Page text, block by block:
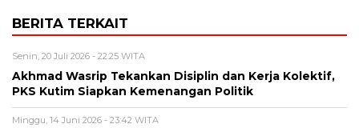
BERITA TERKAIT
Senin, 20 Juli 2026 - 22:25 WITA
Akhmad Wasrip Tekankan Disiplin dan Kerja Kolektif,
PKS Kutim Siapkan Kemenangan Politik
Minggu, 14 Juni 2026 - 23:42 WITA